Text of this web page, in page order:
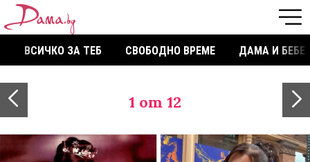
ВСИЧКО ЗА ТЕБ СВОБОДНО ВРЕМЕ ДАМА И БЕБЕ
1 от 12